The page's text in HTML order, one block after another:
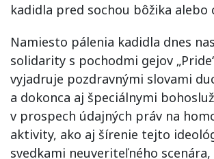
kadidla pred sochou bôžika alebo
Namiesto pálenia kadidla dnes
solidarity s pochodmi gejov
vyjadruje pozdravnými slovami
a dokonca aj špeciálnymi
v prospech údajných práv na
aktivity, ako aj šírenie tejto
svedkami neuveriteľného